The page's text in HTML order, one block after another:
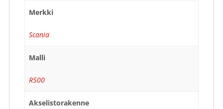
Merkki
Scania
Malli
R500
Akselistorakenne